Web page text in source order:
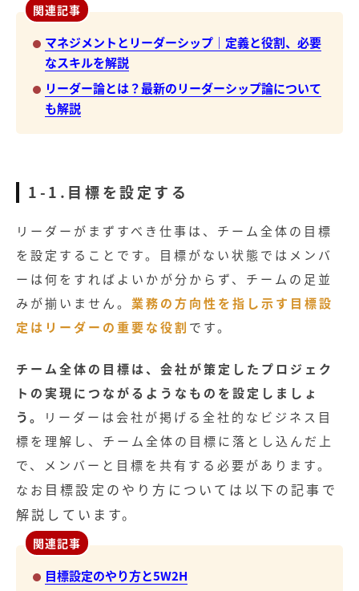
関連記事
マネジメントとリーダーシップ｜定義と役割、必要
なスキルを解説
リーダー論とは？最新のリーダーシップ論について
も解説
1-1.目標を設定する
リーダーがまずすべき仕事は、チーム全体の目標
を設定することです。目標がない状態ではメンバ
ーは何をすればよいかが分からず、チームの足並
みが揃いません。 業務の方向性を指し示す目標設
定はリーダーの重要な役割 です。
チーム全体の目標は、会社が策定したプロジェク
トの実現につながるようなものを設定しましょ
う。
リーダーは会社が掲げる全社的なビジネス目
標を理解し、チーム全体の目標に落とし込んだ上
で、メンバーと目標を共有する必要があります。
なお 目標設定のやり方については以下の記事で
解説しています。
関連記事
目標設定のやり方と5W2H